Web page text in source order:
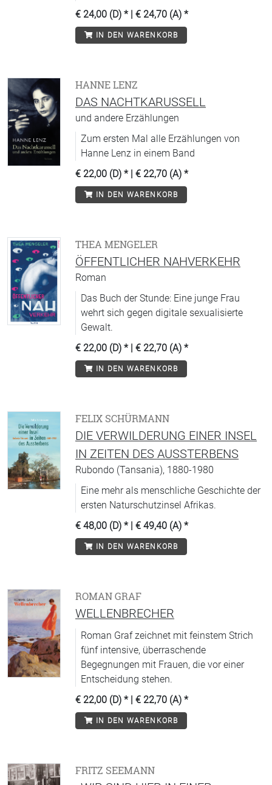
€ 24,00 (D) * | € 24,70 (A) *
IN DEN WARENKORB
HANNE LENZ
DAS NACHTKARUSSELL
und andere Erzählungen
Zum ersten Mal alle Erzählungen von
Hanne Lenz in einem Band
€ 22,00 (D) * | € 22,70 (A) *
IN DEN WARENKORB
THEA MENGELER
ÖFFENTLICHER NAHVERKEHR
Roman
Das Buch der Stunde: Eine junge Frau
wehrt sich gegen digitale sexualisierte
Gewalt.
€ 22,00 (D) * | € 22,70 (A) *
IN DEN WARENKORB
FELIX SCHÜRMANN
DIE VERWILDERUNG EINER INSEL
IN ZEITEN DES AUSSTERBENS
Rubondo (Tansania), 1880-1980
Eine mehr als menschliche Geschichte der
ersten Naturschutzinsel Afrikas.
€ 48,00 (D) * | € 49,40 (A) *
IN DEN WARENKORB
ROMAN GRAF
WELLENBRECHER
Roman Graf zeichnet mit feinstem Strich
fünf intensive, überraschende
Begegnungen mit Frauen, die vor einer
Entscheidung stehen.
€ 22,00 (D) * | € 22,70 (A) *
IN DEN WARENKORB
FRITZ SEEMANN